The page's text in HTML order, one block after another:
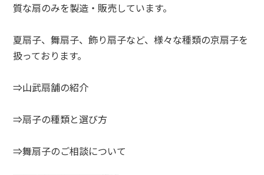
質な扇のみを製造・販売しています。
夏扇子、舞扇子、飾り扇子など、様々な種類の京扇子を
扱っております。
⇒山武扇舗の紹介
⇒扇子の種類と選び方
⇒舞扇子のご相談について